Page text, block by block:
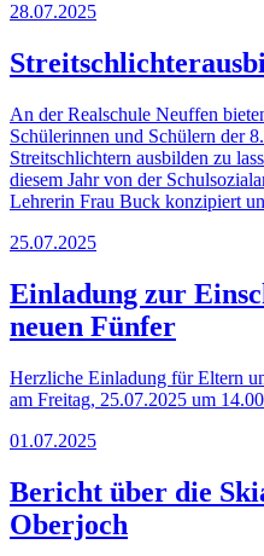
28.07.2025
An der Realschule Neuffen
Schülerinnen und Schülern der
Streitschlichtern ausbilden zu
diesem Jahr von der
Lehrerin Frau Buck konzipiert
25.07.2025
Einladung zur
neuen Fünfer
Herzliche Einladung für Eltern
am Freitag, 25.07.2025 um
01.07.2025
Bericht über die
Oberjoch